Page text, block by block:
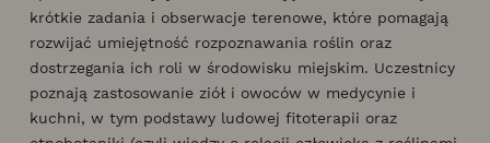
krótkie zadania i obserwacje terenowe, które pomagają
rozwijać umiejętność rozpoznawania roślin oraz
dostrzegania ich roli w środowisku miejskim. Uczestnicy
poznają zastosowanie ziół i owoców w medycynie i
kuchni, w tym podstawy ludowej fitoterapii oraz